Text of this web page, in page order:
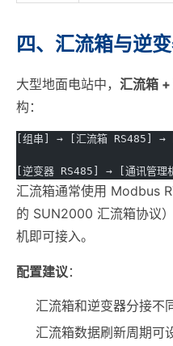
四、汇流箱与逆
大型地面电站中， 汇流箱
构：
[组串] → [汇流箱 RS485] →
[逆变器 RS485] → [通讯管
汇流箱通常使用 Modbus
的 SUN2000 汇流箱协议
机即可接入。
配置建议：
汇流箱和逆变器分接不
汇流箱数据刷新周期可